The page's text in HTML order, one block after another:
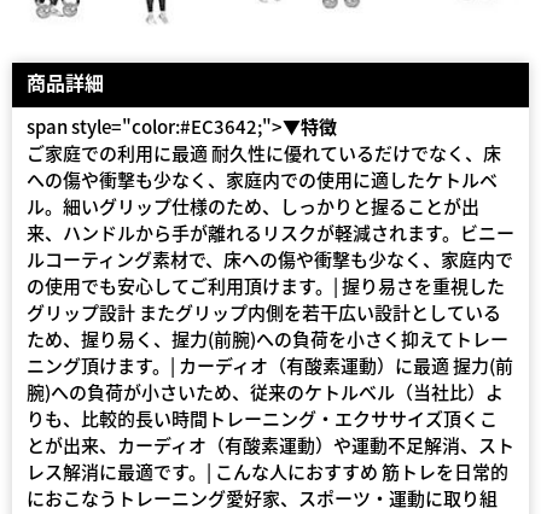
商品詳細
span style="color:#EC3642;">▼特徴
ご家庭での利用に最適 耐久性に優れているだけでなく、床
への傷や衝撃も少なく、家庭内での使用に適したケトルベ
ル。細いグリップ仕様のため、しっかりと握ることが出
来、ハンドルから手が離れるリスクが軽減されます。ビニー
ルコーティング素材で、床への傷や衝撃も少なく、家庭内で
の使用でも安心してご利用頂けます。| 握り易さを重視した
グリップ設計 またグリップ内側を若干広い設計としている
ため、握り易く、握力(前腕)への負荷を小さく抑えてトレー
ニング頂けます。| カーディオ（有酸素運動）に最適 握力(前
腕)への負荷が小さいため、従来のケトルべル（当社比）よ
りも、比較的長い時間トレーニング・エクササイズ頂くこ
とが出来、カーディオ（有酸素運動）や運動不足解消、スト
レス解消に最適です。| こんな人におすすめ 筋トレを日常的
におこなうトレーニング愛好家、スポーツ・運動に取り組